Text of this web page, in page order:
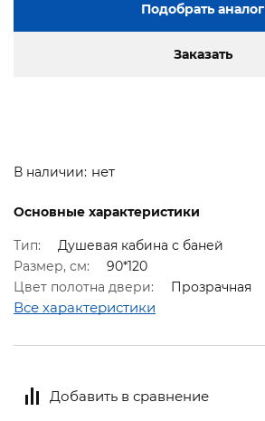
Подобрать аналог
Заказать
В наличии: нет
Основные характеристики
Тип:
Душевая кабина с баней
Размер, см:
90*120
Цвет полотна двери:
Прозрачная
Все характеристики
Добавить в сравнение